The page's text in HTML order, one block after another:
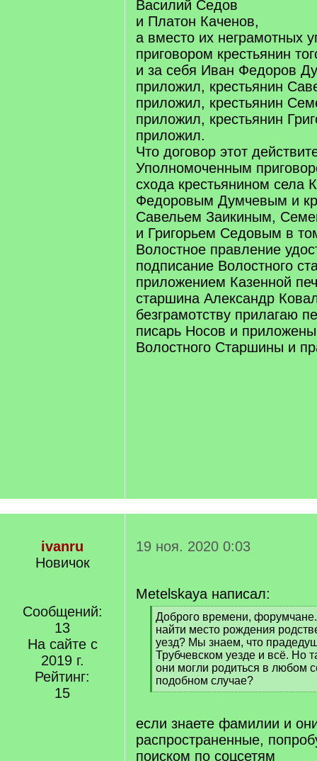
Василий Седов
и Платон Каченов,
а вместо их неграмотных
приговором крестьянин
и за себя Иван Федоров
приложил, крестьянин
приложил, крестьянин
приложил, крестьянин
приложил.
Что договор этот
Уполномоченным
схода крестьянином села
Федоровым Думчевым и
Савельем Заикиным,
и Григорьем Седовым в
Волостное правление
подписание Волостного
приложением Казенной
старшина Александр
безграмотству прилагаю
писарь Носов и
Волостного Старшины и
ivanru
Новичок
Сообщений:
13
На сайте с
2019 г.
Рейтинг:
15
19 ноя. 2020 0:03
Metelskaya написал:
[
q
]
Доброго времени,
найти место рождения
уезд? Мы знаем, что
Трубчевском уезде и всё. Но
они могли родиться в любом
подобном случае?
[
q
]
если знаете фамилии и
распространенные,
поиском по соцсетям